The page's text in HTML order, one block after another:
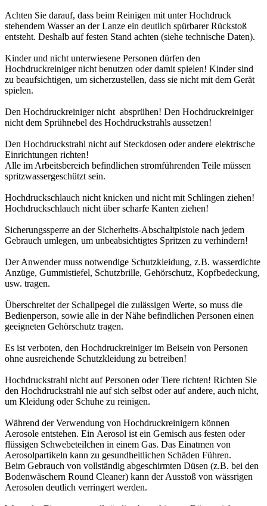
Achten Sie darauf, dass beim Reinigen mit unter Hochdruck
stehendem Wasser an der Lanze ein deutlich spürbarer Rückstoß
entsteht. Deshalb auf festen Stand achten (siehe technische Daten).
Kinder und nicht unterwiesene Personen dürfen den
Hochdruckreiniger nicht benutzen oder damit spielen! Kinder sind
zu beaufsichtigen, um sicherzustellen, dass sie nicht mit dem Gerät
spielen.
Den Hochdruckreiniger nicht absprühen! Den Hochdruckreiniger
nicht dem Sprühnebel des Hochdruckstrahls aussetzen!
Den Hochdruckstrahl nicht auf Steckdosen oder andere elektrische
Einrichtungen richten!
Alle im Arbeitsbereich befindlichen stromführenden Teile müssen
spritzwassergeschützt sein.
Hochdruckschlauch nicht knicken und nicht mit Schlingen ziehen!
Hochdruckschlauch nicht über scharfe Kanten ziehen!
Sicherungssperre an der Sicherheits-Abschaltpistole nach jedem
Gebrauch umlegen, um unbeabsichtigtes Spritzen zu verhindern!
Der Anwender muss notwendige Schutzkleidung, z.B. wasserdichte
Anzüge, Gummistiefel, Schutzbrille, Gehörschutz, Kopfbedeckung,
usw. tragen.
Überschreitet der Schallpegel die zulässigen Werte, so muss die
Bedienperson, sowie alle in der Nähe befindlichen Personen einen
geeigneten Gehörschutz tragen.
Es ist verboten, den Hochdruckreiniger im Beisein von Personen
ohne ausreichende Schutzkleidung zu betreiben!
Hochdruckstrahl nicht auf Personen oder Tiere richten! Richten Sie
den Hochdruckstrahl nie auf sich selbst oder auf andere, auch nicht,
um Kleidung oder Schuhe zu reinigen.
Während der Verwendung von Hochdruckreinigern können
Aerosole entstehen. Ein Aerosol ist ein Gemisch aus festen oder
flüssigen Schwebeteilchen in einem Gas. Das Einatmen von
Aerosolpartikeln kann zu gesundheitlichen Schäden Führen.
Beim Gebrauch von vollständig abgeschirmten Düsen (z.B. bei den
Bodenwäschern Round Cleaner) kann der Ausstoß von wässrigen
Aerosolen deutlich verringert werden.